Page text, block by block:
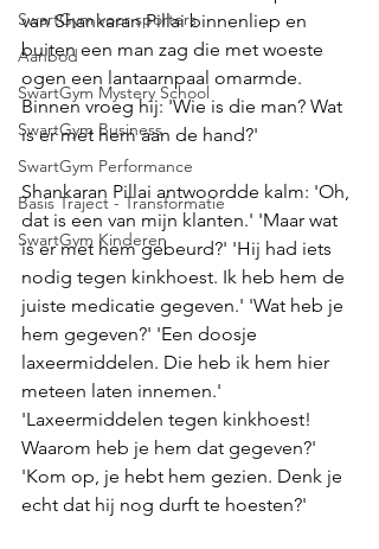
SwartGym voor sporters
Aanbod
SwartGym Mystery School
SwartGym Business
SwartGym Performance
Basis Traject - Transformatie
SwartGym Kinderen
van Shankaran Pillai binnenliep en
buiten een man zag die met woeste
ogen een lantaarnpaal omarmde.
Binnen vroeg hij: 'Wie is die man? Wat
is er met hem aan de hand?'
Shankaran Pillai antwoordde kalm: 'Oh,
dat is een van mijn klanten.' 'Maar wat
is er met hem gebeurd?' 'Hij had iets
nodig tegen kinkhoest. Ik heb hem de
juiste medicatie gegeven.' 'Wat heb je
hem gegeven?' 'Een doosje
laxeermiddelen. Die heb ik hem hier
meteen laten innemen.'
'Laxeermiddelen tegen kinkhoest!
Waarom heb je hem dat gegeven?'
'Kom op, je hebt hem gezien. Denk je
echt dat hij nog durft te hoesten?'